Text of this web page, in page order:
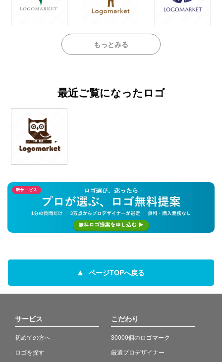
もっとみる
最近ご覧になったロゴ
ページTOPへ戻る
サービス
初めての方へ
ロゴを探す
こだわり
30000個のロゴマーク
厳選プロデザイナー